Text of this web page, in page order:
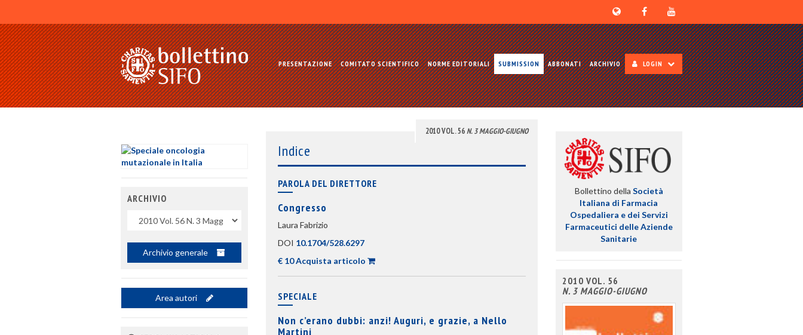
PRESENTAZIONE COMITATO SCIENTIFICO NORME EDITORIALI SUBMISSION ABBONATI ARCHIVIO LOGIN
2010 VOL. 56N. 3 MAGGIO-GIUGNO
Indice
PAROLA DEL DIRETTORE
Congresso
Laura Fabrizio
DOI 10.1704/528.6297
€ 10 Acquista articolo
SPECIALE
Non c’erano dubbi: anzi! Auguri, e grazie, a Nello
Martini
ARCHIVIO
Archivio generale
Area autori
Bollettino della Società
Italiana di Farmacia
Ospedaliera e dei Servizi
Farmaceutici delle Aziende
Sanitarie
2010 VOL. 56
N. 3 MAGGIO-GIUGNO